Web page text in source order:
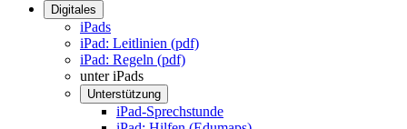
Digitales
iPads
iPad: Leitlinien (pdf)
iPad: Regeln (pdf)
unter iPads
Unterstützung
iPad-Sprechstunde